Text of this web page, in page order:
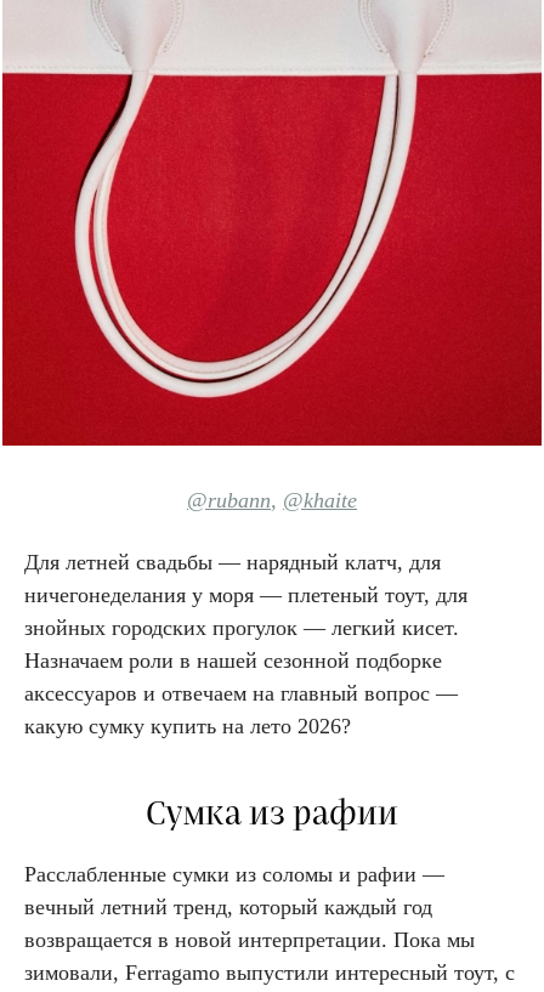
@rubann, @khaite
Для летней свадьбы — нарядный клатч, для
ничегонеделания у моря — плетеный тоут, для
знойных городских прогулок — легкий кисет.
Назначаем роли в нашей сезонной подборке
аксессуаров и отвечаем на главный вопрос —
какую сумку купить на лето 2026?
Сумка из рафии
Расслабленные сумки из соломы и рафии —
вечный летний тренд, который каждый год
возвращается в новой интерпретации. Пока мы
зимовали, Ferragamo выпустили интересный тоут, с